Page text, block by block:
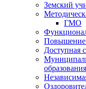
Земский
ГМО
Повышение
Доступная
образования